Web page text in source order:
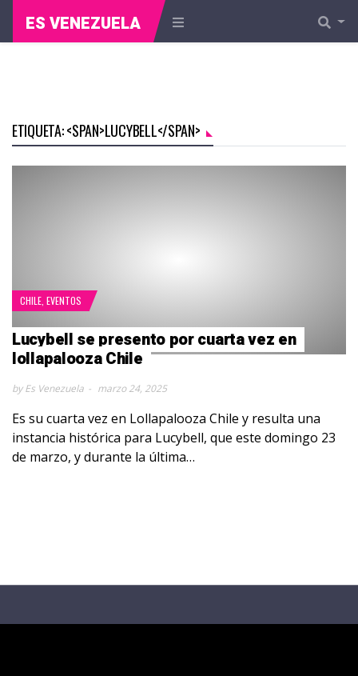
ES VENEZUELA
ETIQUETA: <SPAN>LUCYBELL</SPAN>
CHILE EVENTOS
Lucybell se presento por cuarta vez en
lollapalooza Chile
by Es Venezuela marzo 24, 2025
Es su cuarta vez en Lollapalooza Chile y resulta una
instancia histórica para Lucybell, que este domingo 23
de marzo, y durante la última…